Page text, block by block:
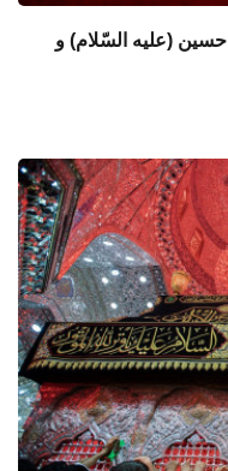
(علیه السّلام) و